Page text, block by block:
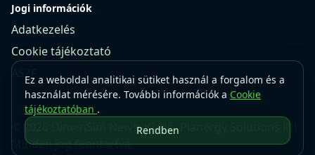
Ez a weboldal analitikai sütiket használ a forgalom és a
használat mérésére. További információk a Cookie
tájékoztatóban .
Rendben
Jogi információk
Adatkezelés
Cookie tájékoztató
ÁSZF
© 2026 DimenSim News. Kiadó: Planergy Solutions Kft.
Minden jog fenntartva.